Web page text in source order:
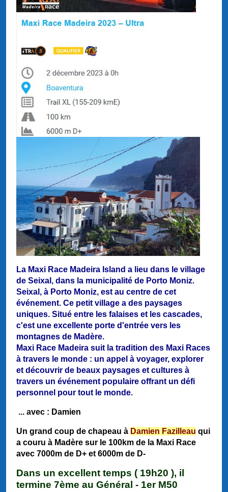
La Maxi Race Madeira Island a lieu dans le village
de Seixal, dans la municipalité de Porto Moniz.
Seixal, à Porto Moniz, est au centre de cet
événement. Ce petit village a des paysages
uniques. Situé entre les falaises et les cascades,
c'est une excellente porte d'entrée vers les
montagnes de Madère.
Maxi Race Madeira suit la tradition des Maxi Races
à travers le monde : un appel à voyager, explorer
et découvrir de beaux paysages et cultures à
travers un événement populaire offrant un défi
personnel pour tout le monde.
... avec : Damien
Un grand coup de chapeau à Damien Fazilleau qui
a couru à Madère sur le 100km de la Maxi Race
avec 7000m de D+ et 6000m de D-
Dans un excellent temps ( 19h20 ), il
termine 7ème au Général - 1er M50